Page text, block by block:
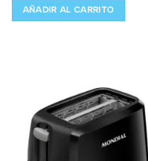
AÑADIR AL CARRITO